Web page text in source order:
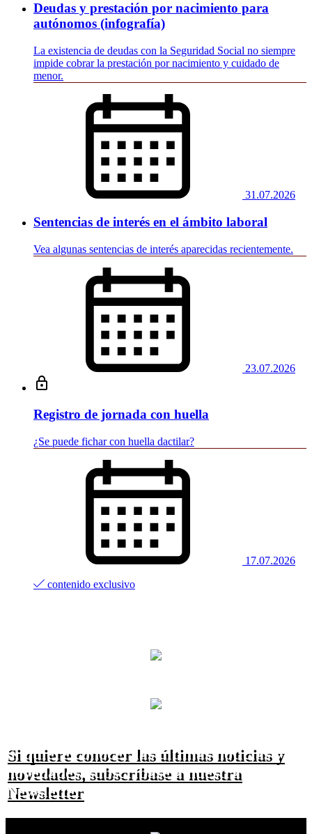
Deudas y prestación por nacimiento para
autónomos (infografía)
La existencia de deudas con la Seguridad Social no siempre
impide cobrar la prestación por nacimiento y cuidado de
menor.
31.07.2026
Sentencias de interés en el ámbito laboral
Vea algunas sentencias de interés aparecidas recientemente.
23.07.2026
Registro de jornada con huella
¿Se puede fichar con huella dactilar?
17.07.2026
contenido exclusivo
Si quiere conocer las últimas noticias y
novedades, subscríbase a nuestra
Newsletter